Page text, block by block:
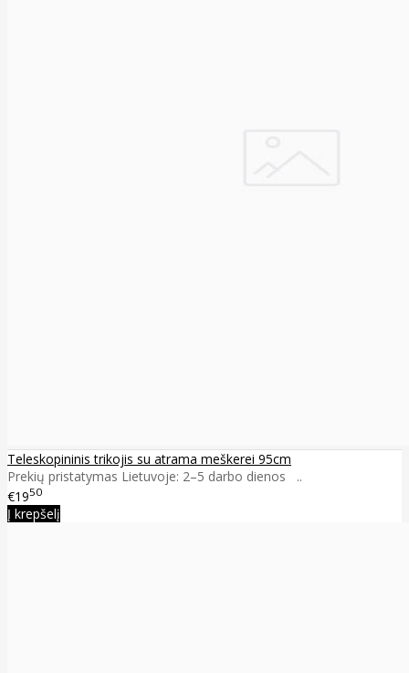
Teleskopininis trikojis su atrama meškerei 95cm
Prekių pristatymas Lietuvoje: 2–5 darbo dienos ..
€1950
Į krepšelį